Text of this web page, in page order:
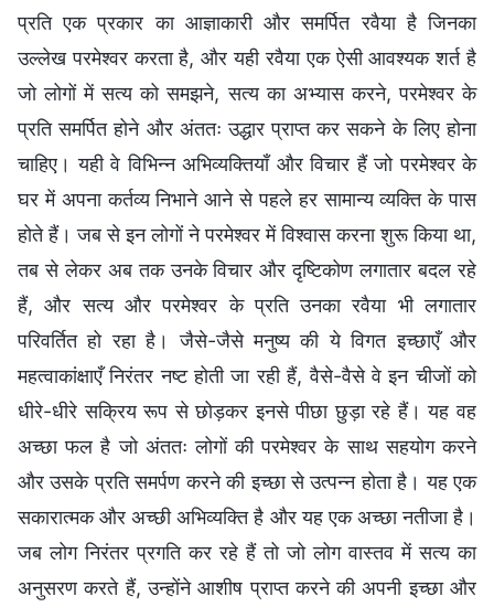
प्रति एक प्रकार का आज्ञाकारी और समर्पित रवैया है जिनका
उल्लेख परमेश्वर करता है, और यही रवैया एक ऐसी आवश्यक शर्त है
जो लोगों में सत्य को समझने, सत्य का अभ्यास करने, परमेश्वर के
प्रति समर्पित होने और अंततः उद्धार प्राप्त कर सकने के लिए होना
चाहिए। यही वे विभिन्न अभिव्यक्तियाँ और विचार हैं जो परमेश्वर के
घर में अपना कर्तव्य निभाने आने से पहले हर सामान्य व्यक्ति के पास
होते हैं। जब से इन लोगों ने परमेश्वर में विश्वास करना शुरू किया था,
तब से लेकर अब तक उनके विचार और दृष्टिकोण लगातार बदल रहे
हैं, और सत्य और परमेश्वर के प्रति उनका रवैया भी लगातार
परिवर्तित हो रहा है। जैसे-जैसे मनुष्य की ये विगत इच्छाएँ और
महत्वाकांक्षाएँ निरंतर नष्ट होती जा रही हैं, वैसे-वैसे वे इन चीजों को
धीरे-धीरे सक्रिय रूप से छोड़कर इनसे पीछा छुड़ा रहे हैं। यह वह
अच्छा फल है जो अंततः लोगों की परमेश्वर के साथ सहयोग करने
और उसके प्रति समर्पण करने की इच्छा से उत्पन्न होता है। यह एक
सकारात्मक और अच्छी अभिव्यक्ति है और यह एक अच्छा नतीजा है।
जब लोग निरंतर प्रगति कर रहे हैं तो जो लोग वास्तव में सत्य का
अनुसरण करते हैं, उन्होंने आशीष प्राप्त करने की अपनी इच्छा और